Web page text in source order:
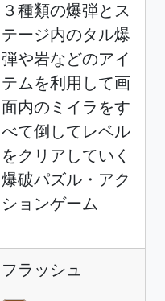
３種類の爆弾とス
テージ内のタル爆
弾や岩などのアイ
テムを利用して画
面内のミイラをす
べて倒してレベル
をクリアしていく
爆破パズル・アク
ションゲーム
フラッシュ